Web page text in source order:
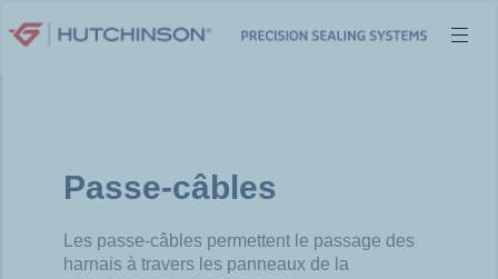
au
Passe-câbles
Les passe-câbles permettent le passage des
harnais à travers les panneaux de la